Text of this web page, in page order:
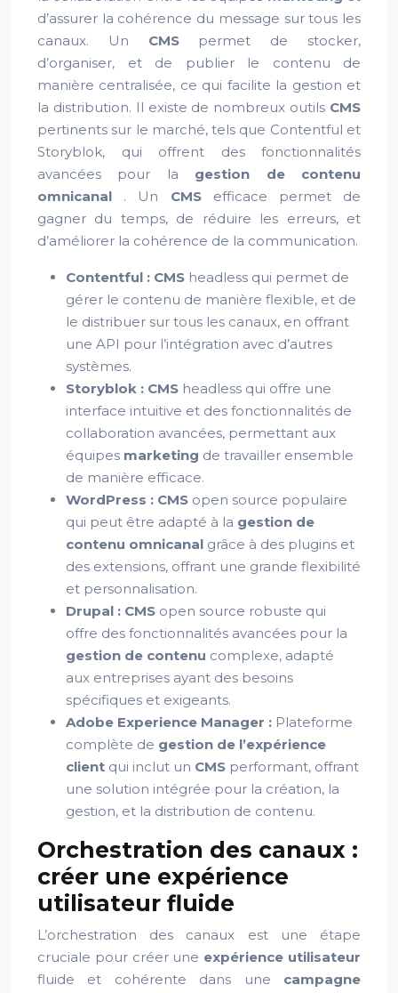
d’assurer la cohérence du message sur tous les
canaux. Un CMS permet de stocker,
d’organiser, et de publier le contenu de
manière centralisée, ce qui facilite la gestion et
la distribution. Il existe de nombreux outils CMS
pertinents sur le marché, tels que Contentful et
Storyblok, qui offrent des fonctionnalités
avancées pour la gestion de contenu
omnicanal . Un CMS efficace permet de
gagner du temps, de réduire les erreurs, et
d’améliorer la cohérence de la communication.
Contentful : CMS headless qui permet de
gérer le contenu de manière flexible, et de
le distribuer sur tous les canaux, en offrant
une API pour l’intégration avec d’autres
systèmes.
Storyblok : CMS headless qui offre une
interface intuitive et des fonctionnalités de
collaboration avancées, permettant aux
équipes marketing de travailler ensemble
de manière efficace.
WordPress : CMS open source populaire
qui peut être adapté à la gestion de
contenu omnicanal grâce à des plugins et
des extensions, offrant une grande flexibilité
et personnalisation.
Drupal : CMS open source robuste qui
offre des fonctionnalités avancées pour la
gestion de contenu complexe, adapté
aux entreprises ayant des besoins
spécifiques et exigeants.
Adobe Experience Manager : Plateforme
complète de gestion de l’expérience
client qui inclut un CMS performant, offrant
une solution intégrée pour la création, la
gestion, et la distribution de contenu.
Orchestration des canaux :
créer une expérience
utilisateur fluide
L’orchestration des canaux est une étape
cruciale pour créer une expérience utilisateur
fluide et cohérente dans une campagne